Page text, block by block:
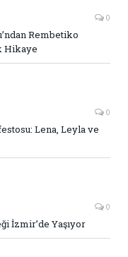
0
Rembetiko
Hikaye
0
Lena, Leyla ve
0
İzmir’de Yaşıyor